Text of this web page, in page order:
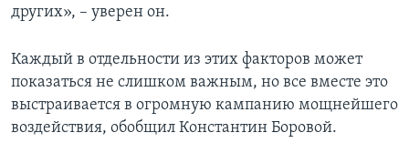
других», – уверен он.
Каждый в отдельности из этих факторов может
показаться не слишком важным, но все вместе это
выстраивается в огромную кампанию мощнейшего
воздействия, обобщил Константин Боровой.